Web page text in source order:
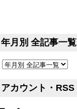
年月別 全記事一覧
アカウント・RSS